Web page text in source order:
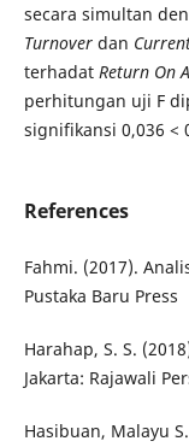
secara simultan
Turnoverdan
terhadat Return On
perhitungan uji F
signifikansi 0,036 <
References
Fahmi. (2017).
Pustaka Baru Press
Harahap, S. S.
Jakarta: Rajawali
Hasibuan, Malayu